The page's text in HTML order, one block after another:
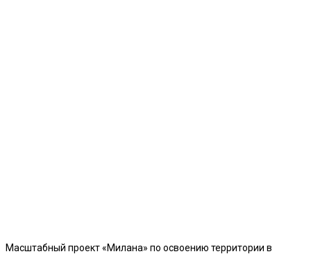
Масштабный проект «Милана» по освоению территории в